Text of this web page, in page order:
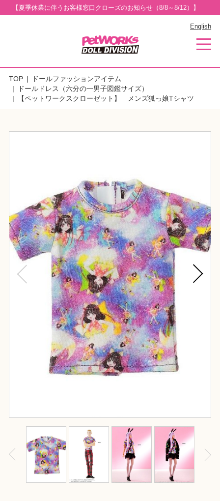
【夏季休業に伴うお客様窓口クローズのお知らせ（8/8～8/12）】
English
TOP
ドールファッションアイテム
ドールドレス（六分の一男子図鑑サイズ）
【ペットワークスクローゼット】 メンズ狐っ娘Tシャツ